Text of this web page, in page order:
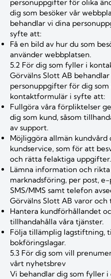
personuppgifter för olika
dig som besöker vår
behandlar vi dina
syfte att:
Få en bild av hur du som
använder webbplatsen.
5.2 För dig som fyller i
Görvälns Slott AB behandlar
personuppgifter för dig
kontaktformulär i syfte att:
Fullgöra våra förpliktelser
dig som kund, såsom
av support.
Möjliggöra allmän kundvård
kundservice, som för att
och rätta felaktiga uppgifter.
Lämna information och rikta
marknadsföring, per post, e-
SMS/MMS samt telefon
Görvälns Slott AB varor och
Hantera kundförhållandet
tillhandahålla våra tjänster.
Följa tillämplig lagstiftning,
bokföringslagar.
5.3 För dig som vill
vårt nyhetsbrev
Vi behandlar dig som fyller i